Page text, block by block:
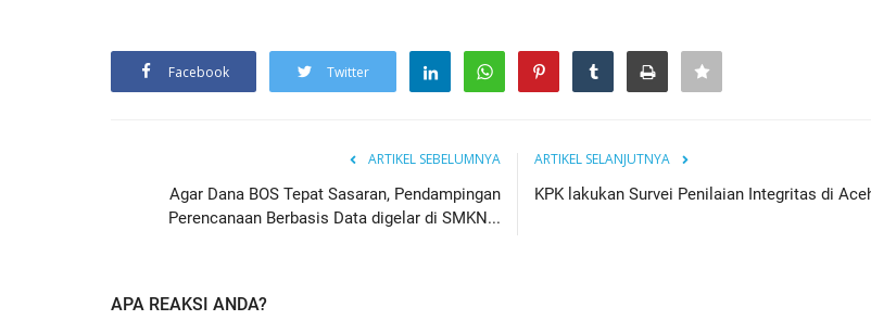
Facebook Twitter
ARTIKEL SEBELUMNYA
Agar Dana BOS Tepat Sasaran, Pendampingan
Perencanaan Berbasis Data digelar di SMKN...
ARTIKEL SELANJUTNYA
KPK lakukan Survei Penilaian Integritas di
APA REAKSI ANDA?